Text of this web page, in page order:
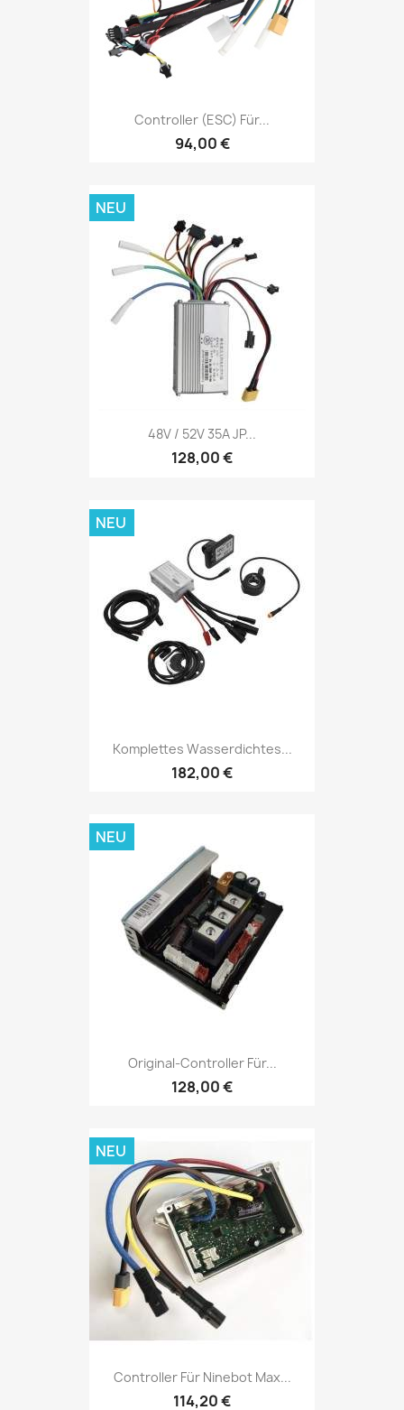
Controller (ESC) Für...
94,00 €
48V / 52V 35A JP...
128,00 €
NEU
Komplettes Wasserdichtes...
182,00 €
NEU
Original-Controller Für...
128,00 €
NEU
Controller Für Ninebot Max...
114,20 €
NEU